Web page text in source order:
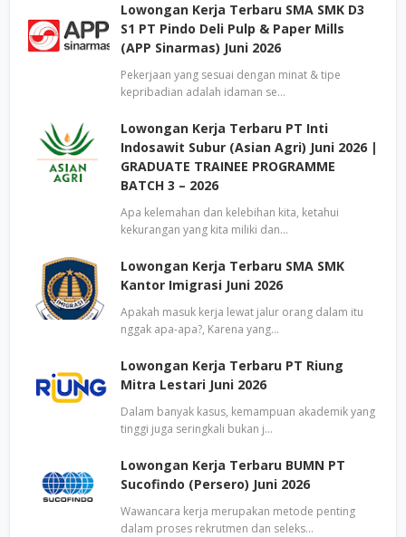
Lowongan Kerja Terbaru SMA SMK D3
S1 PT Pindo Deli Pulp & Paper Mills
(APP Sinarmas) Juni 2026
Pekerjaan yang sesuai dengan minat & tipe
kepribadian adalah idaman se…
Lowongan Kerja Terbaru PT Inti
Indosawit Subur (Asian Agri) Juni 2026 |
GRADUATE TRAINEE PROGRAMME
BATCH 3 – 2026
Apa kelemahan dan kelebihan kita, ketahui
kekurangan yang kita miliki dan…
Lowongan Kerja Terbaru SMA SMK
Kantor Imigrasi Juni 2026
Apakah masuk kerja lewat jalur orang dalam itu
nggak apa-apa?, Karena yang…
Lowongan Kerja Terbaru PT Riung
Mitra Lestari Juni 2026
Dalam banyak kasus, kemampuan akademik yang
tinggi juga seringkali bukan j…
Lowongan Kerja Terbaru BUMN PT
Sucofindo (Persero) Juni 2026
Wawancara kerja merupakan metode penting
dalam proses rekrutmen dan seleks…